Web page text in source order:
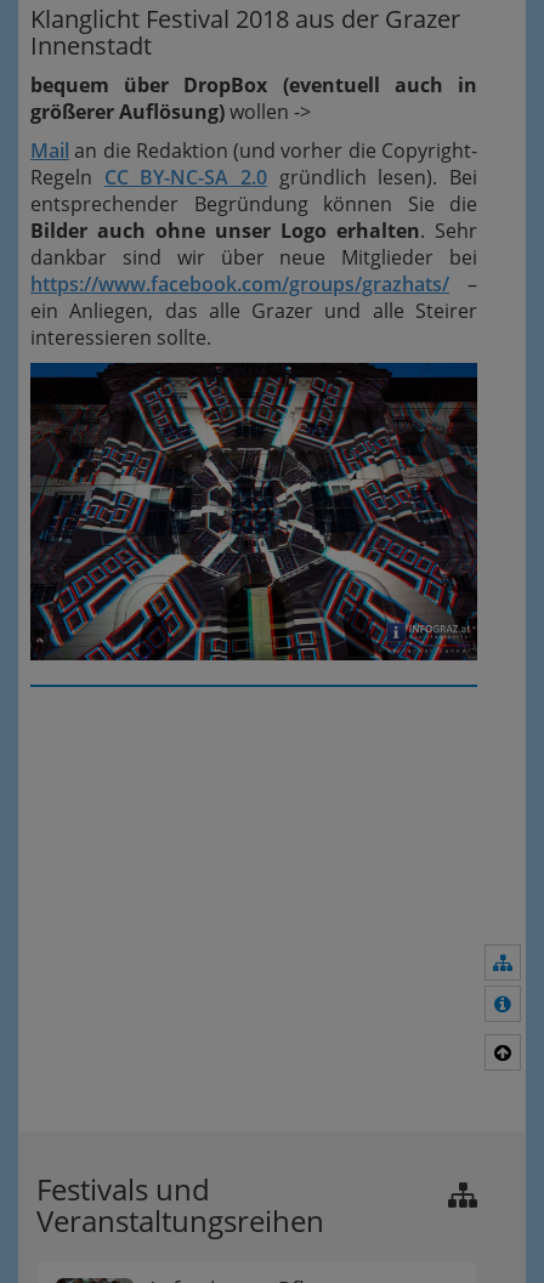
Klanglicht Festival 2018 aus der Grazer
Innenstadt
bequem über DropBox (eventuell auch in
größerer Auflösung)wollen ->
Mail an die Redaktion (und vorher die Copyright-
Regeln CC BY-NC-SA 2.0 gründlich lesen). Bei
entsprechender Begründung können Sie die
Bilder auch ohne unser Logo erhalten. Sehr
dankbar sind wir über neue Mitglieder bei
https://www.facebook.com/groups/grazhats/ –
ein Anliegen, das alle Grazer und alle Steirer
interessieren sollte.
Festivals und
Veranstaltungsreihen